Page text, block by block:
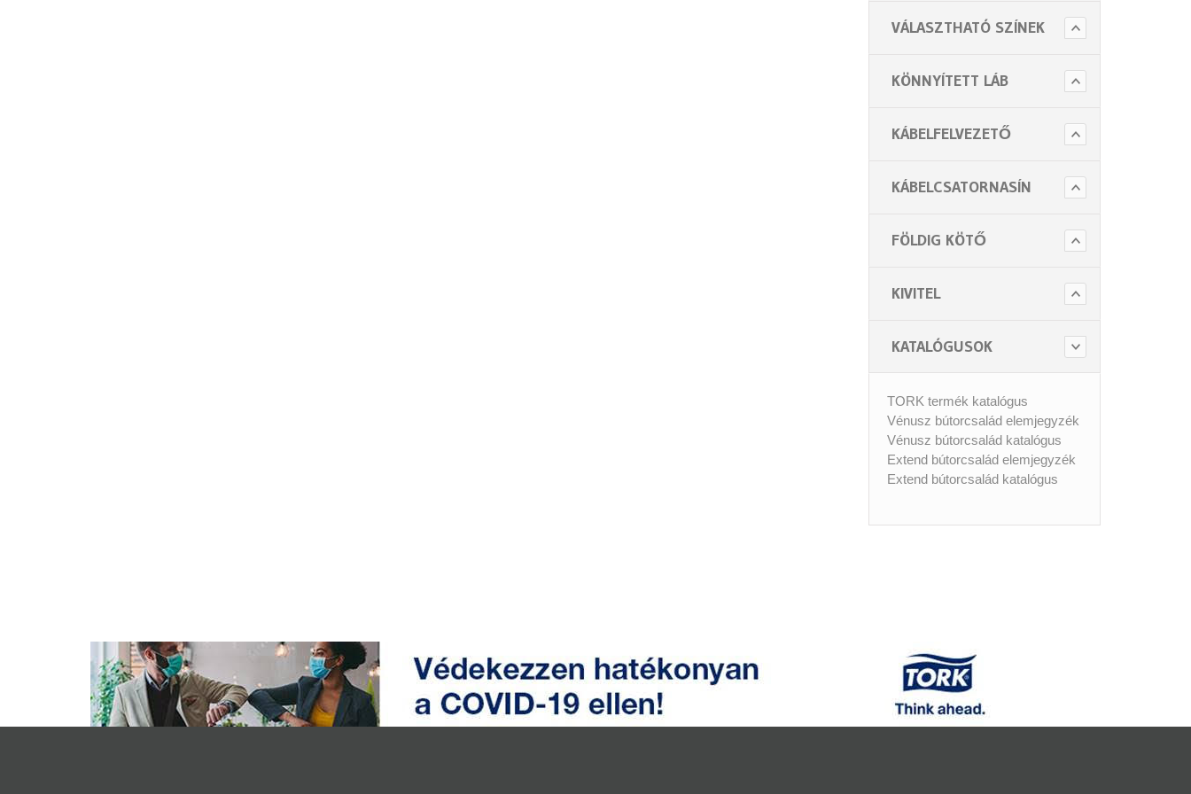
VÁLASZTHATÓ SZÍNEK
KÖNNYÍTETT LÁB
KÁBELFELVEZETŐ
KÁBELCSATORNASÍN
FÖLDIG KÖTŐ
KIVITEL
KATALÓGUSOK
TORK termék katalógus
Vénusz bútorcsalád elemjegyzék
Vénusz bútorcsalád katalógus
Extend bútorcsalád elemjegyzék
Extend bútorcsalád katalógus